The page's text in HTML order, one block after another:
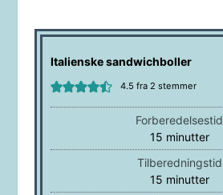
Italienske sandwichboller
4.5 fra 2 stemmer
Forberedelsestid
15minutter
minutter
Tilberedningstid
15minutter
minutter